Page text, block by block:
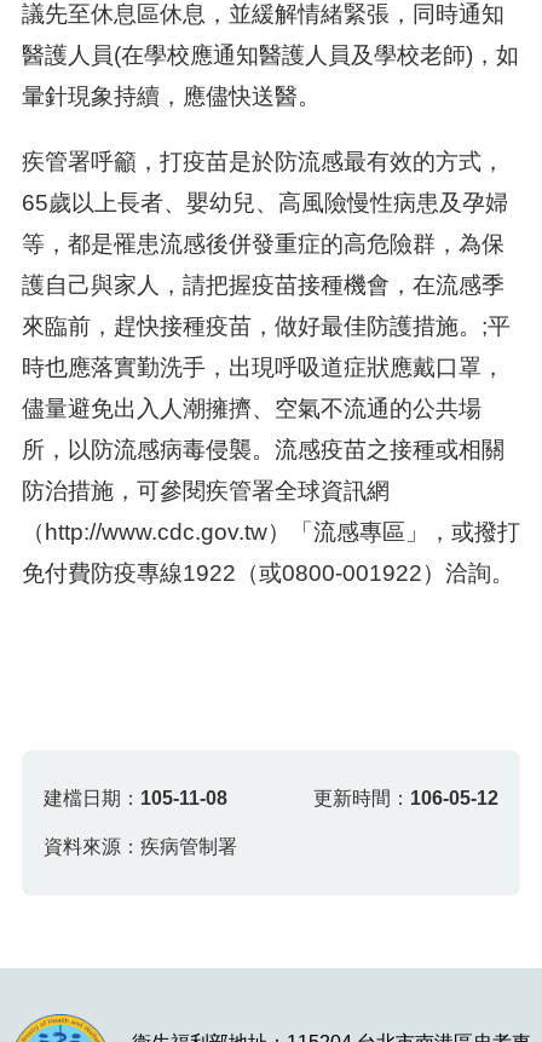
議先至休息區休息，並緩解情緒緊張，同時通知
醫護人員(在學校應通知醫護人員及學校老師)，如
暈針現象持續，應儘快送醫。
疾管署呼籲，打疫苗是於防流感最有效的方式，
65歲以上長者、嬰幼兒、高風險慢性病患及孕婦
等，都是罹患流感後併發重症的高危險群，為保
護自己與家人，請把握疫苗接種機會，在流感季
來臨前，趕快接種疫苗，做好最佳防護措施。;平
時也應落實勤洗手，出現呼吸道症狀應戴口罩，
儘量避免出入人潮擁擠、空氣不流通的公共場
所，以防流感病毒侵襲。流感疫苗之接種或相關
防治措施，可參閱疾管署全球資訊網
（http://www.cdc.gov.tw）「流感專區」，或撥打
免付費防疫專線1922（或0800-001922）洽詢。
建檔日期： 105-11-08 更新時間： 106-05-12
資料來源：疾病管制署